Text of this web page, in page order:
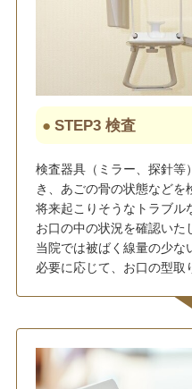
STEP3 検査
検査器具（ミラー、探針等
き、あごの骨の状態などを
将来起こりそうなトラブル
お口の中の状況を確認いた
当院では被ばく線量の少な
必要に応じて、お口の型取